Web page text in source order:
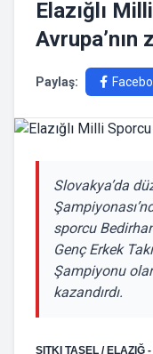
Elazığlı
Avrupa’nın
Paylaş:
Slovakya’da
sporcu
Genç Erkek
Şampiyonu
kazandırdı.
SITKI TAŞEL / ELAZIĞ